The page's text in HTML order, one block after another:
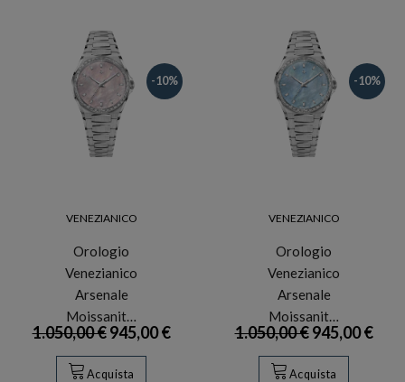
-10%
VENEZIANICO
Orologio
Venezianico
Arsenale
Moissanit…
1.050,00 €945,00 €
Acquista
-10%
VENEZIANICO
Orologio
Venezianico
Arsenale
Moissanit…
1.050,00 €945,00 €
Acquista